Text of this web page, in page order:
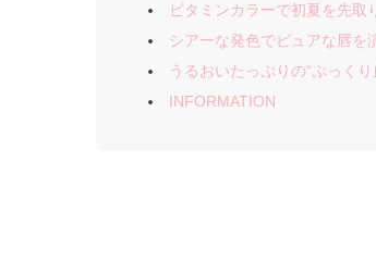
ビタミンカラーで初夏を先取
シアーな発色でピュアな唇を
うるおいたっぷりの“ぷっく
INFORMATION